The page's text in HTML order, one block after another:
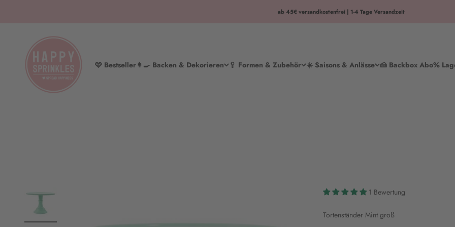
ab 45€ versandkostenfrei | 1-4 Tage Versandzeit
🩷 Bestseller👩‍🍳 Backen & Dekorieren 🥄 Formen & Zubehör ☀️ Saisons & Anlässe 🍰 Backbox Abo%
HAPPY SPRINKLES | D2C
1 Bewertung
Tortenständer Mint groß